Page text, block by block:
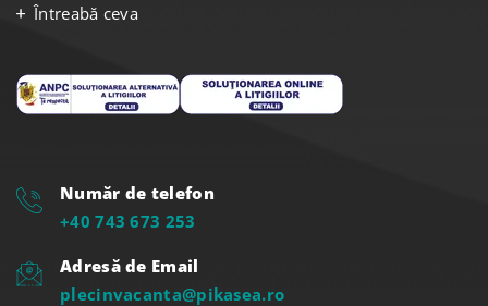
Întreabă ceva
Număr de telefon
+40 743 673 253
Adresă de Email
plecinvacanta@pikasea.ro